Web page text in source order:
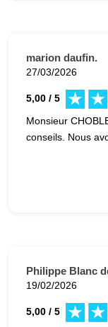
marion daufin.
27/03/2026
5,00 / 5
Monsieur
conseils. Nous
Philippe Blanc
19/02/2026
5,00 / 5